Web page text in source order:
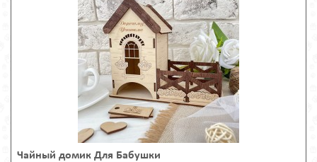
Чайный домик Для Бабушки